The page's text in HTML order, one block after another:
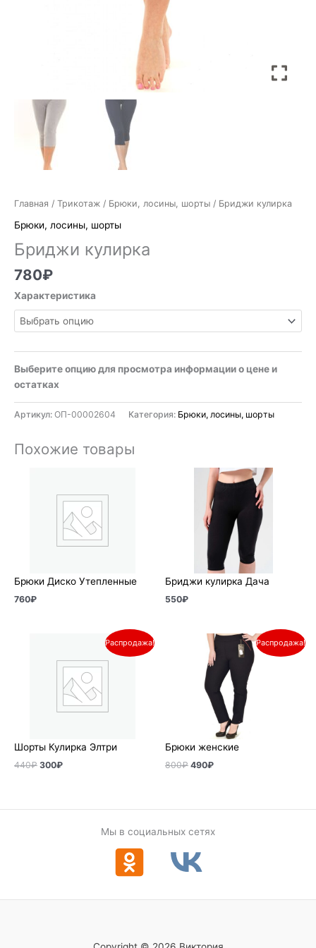
Главная / Трикотаж / Брюки, лосины, шорты / Бриджи кулирка
Брюки, лосины, шорты
Бриджи кулирка
780₽
Характеристика
Выберите опцию для просмотра информации о цене и
остатках
Артикул: ОП-00002604 Категория: Брюки, лосины, шорты
Похожие товары
Брюки Диско Утепленные
760₽
Бриджи кулирка Дача
550₽
Распродажа!
Шорты Кулирка Элтри
440₽
Первоначальная
составляла
300₽
300₽.
Распродажа!
Брюки женские
800₽
Первоначальная
цена
составляла
800₽.
490₽
Текущая
цена:
490₽.
Мы в социальных сетях